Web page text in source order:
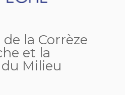
la Corrèze
et la
Milieu